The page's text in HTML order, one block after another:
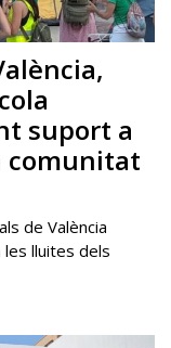
suport a
comunitat
de València
les lluites dels